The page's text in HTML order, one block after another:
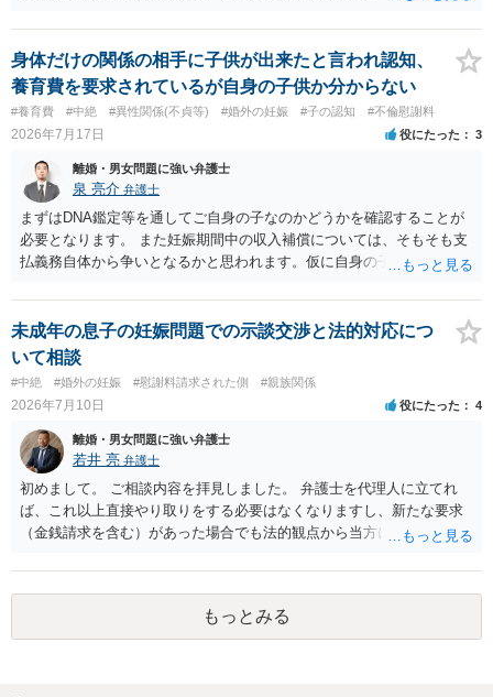
というだけですから。
身体だけの関係の相手に子供が出来たと言われ認知、
養育費を要求されているが自身の子供か分からない
#養育費 #中絶 #異性関係(不貞等) #婚外の妊娠 #子の認知 #不倫慰謝料
2026年7月17日 役にたった 3
離婚・男女問題に強い弁護士
泉 亮介 弁護士
まずはDNA鑑定等を通してご自身の子なのかどうかを確認することが
必要となります。 また妊娠期間中の収入補償については、そもそも支
払義務自体から争いとなるかと思われます。仮に自身の子であったと
相手に弁護士がついているということであれば、依頼をするかしない
かは別として一度ご自身も個別に弁護士に相談をされたほうが良いで
しょう。
未成年の息子の妊娠問題での示談交渉と法的対応につ
いて相談
#中絶 #婚外の妊娠 #慰謝料請求された側 #親族関係
2026年7月10日 役にたった 4
離婚・男女問題に強い弁護士
若井 亮 弁護士
初めまして。 ご相談内容を拝見しました。 弁護士を代理人に立てれ
ば、これ以上直接やり取りをする必要はなくなりますし、新たな要求
（金銭請求を含む）があった場合でも法的観点から当方に支払うべき
いのであれば、基本的にはご自身で対応していくことになります。 こ
れ以上の要求を回避するためには、合意内容を書面しておくことで
す。 特に重要な点としては、合意事項以外には貸し借りが無いことを
確認する条項（清算条項）をきちんと盛り込んでおくことです。 お金
もっとみる